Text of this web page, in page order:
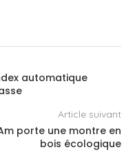
automatique
Article suivant
porte une montre en
bois écologique